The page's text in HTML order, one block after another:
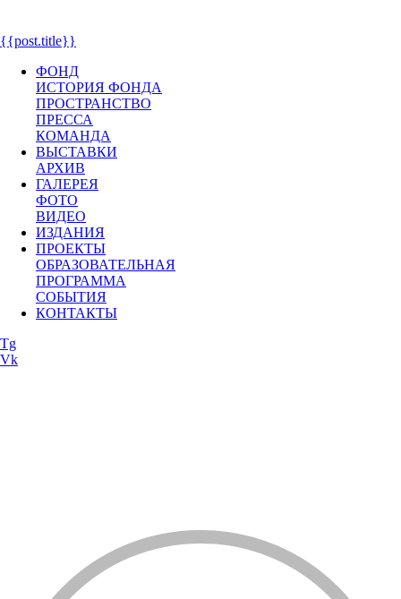
{{post.title}}
ФОНД
ИСТОРИЯ ФОНДА
ПРОСТРАНСТВО
ПРЕССА
КОМАНДА
ВЫСТАВКИ
АРХИВ
ГАЛЕРЕЯ
ФОТО
ВИДЕО
ИЗДАНИЯ
ПРОЕКТЫ
ОБРАЗОВАТЕЛЬНАЯ
ПРОГРАММА
СОБЫТИЯ
КОНТАКТЫ
Tg
Vk